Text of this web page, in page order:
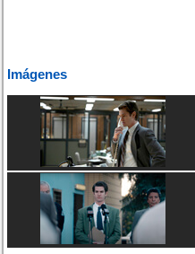
Imágenes